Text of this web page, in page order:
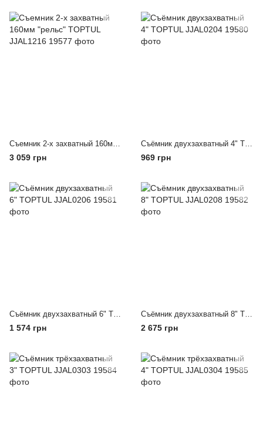
Съемник 2-х захватный 160мм "рельс" TOPTUL JJAL1216
3 059 грн
Съёмник двухзахватный 4" TOPTUL JJAL0204
969 грн
Съёмник двухзахватный 6" TOPTUL JJAL0206
1 574 грн
Съёмник двухзахватный 8" TOPTUL JJAL0208
2 675 грн